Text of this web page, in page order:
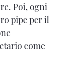
Poi, ogni
pipe per il
come